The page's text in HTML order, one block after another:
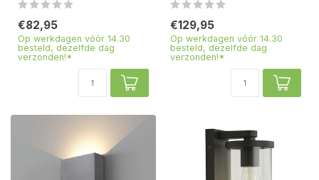
€82,95
Op werkdagen vóór 14.30
besteld, dezelfde dag
verzonden!*
€129,95
Op werkdagen vóór 14.30
besteld, dezelfde dag
verzonden!*